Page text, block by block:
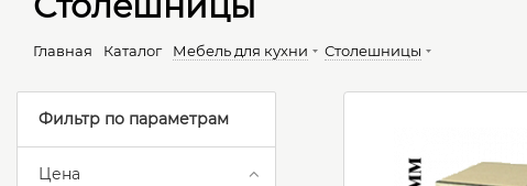
Главная Каталог Мебель для кухни Столешницы
Фильтр по параметрам
Цена